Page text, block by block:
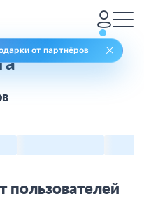
от партнёров
пользователей